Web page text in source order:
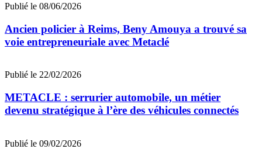
Publié le 08/06/2026
Ancien policier à Reims, Beny Amouya a trouvé sa
voie entrepreneuriale avec Metaclé
Publié le 22/02/2026
METACLE : serrurier automobile, un métier
devenu stratégique à l’ère des véhicules connectés
Publié le 09/02/2026